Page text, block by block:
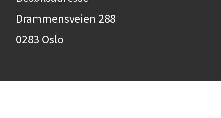
Drammensveien 288
0283 Oslo